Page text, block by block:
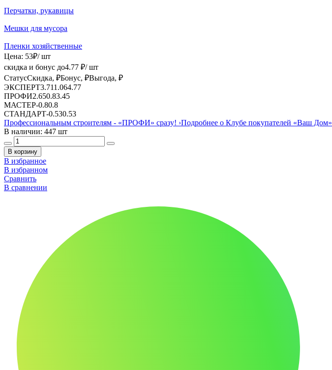
Перчатки, рукавицы
Мешки для мусора
Пленки хозяйственные
Цена: 53₽/ шт
скидка и бонус до4.77 ₽/ шт
СтатусСкидка, ₽Бонус, ₽Выгода, ₽
ЭКСПЕРТ3.711.064.77
ПРОФИ2.650.83.45
МАСТЕР-0.80.8
СТАНДАРТ-0.530.53
Профессиональным строителям - «ПРОФИ» сразу! ›Подробнее о Клубе покупателей «Ваш Дом»
В наличии: 447 шт
В корзину
В избранное
В избранном
Сравнить
В сравнении